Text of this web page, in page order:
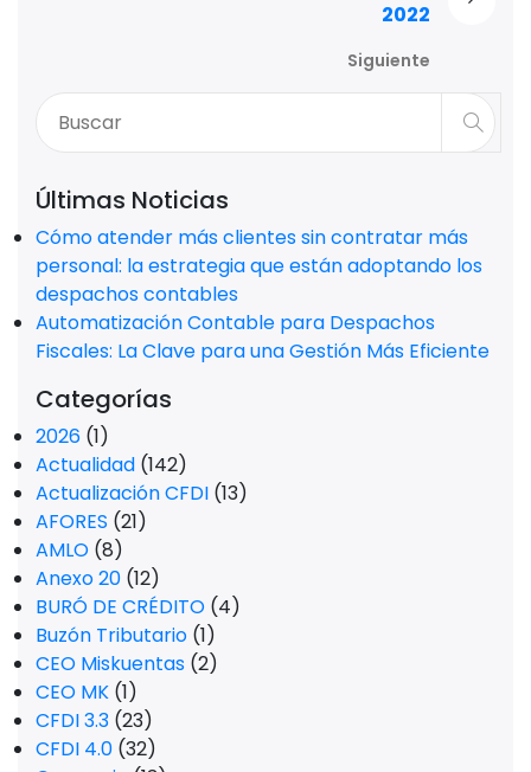
2022
Siguiente
Últimas Noticias
Cómo atender más clientes sin contratar más
personal: la estrategia que están adoptando los
despachos contables
Automatización Contable para Despachos
Fiscales: La Clave para una Gestión Más Eficiente
Categorías
2026 (1)
Actualidad (142)
Actualización CFDI (13)
AFORES (21)
AMLO (8)
Anexo 20 (12)
BURÓ DE CRÉDITO (4)
Buzón Tributario (1)
CEO Miskuentas (2)
CEO MK (1)
CFDI 3.3 (23)
CFDI 4.0 (32)